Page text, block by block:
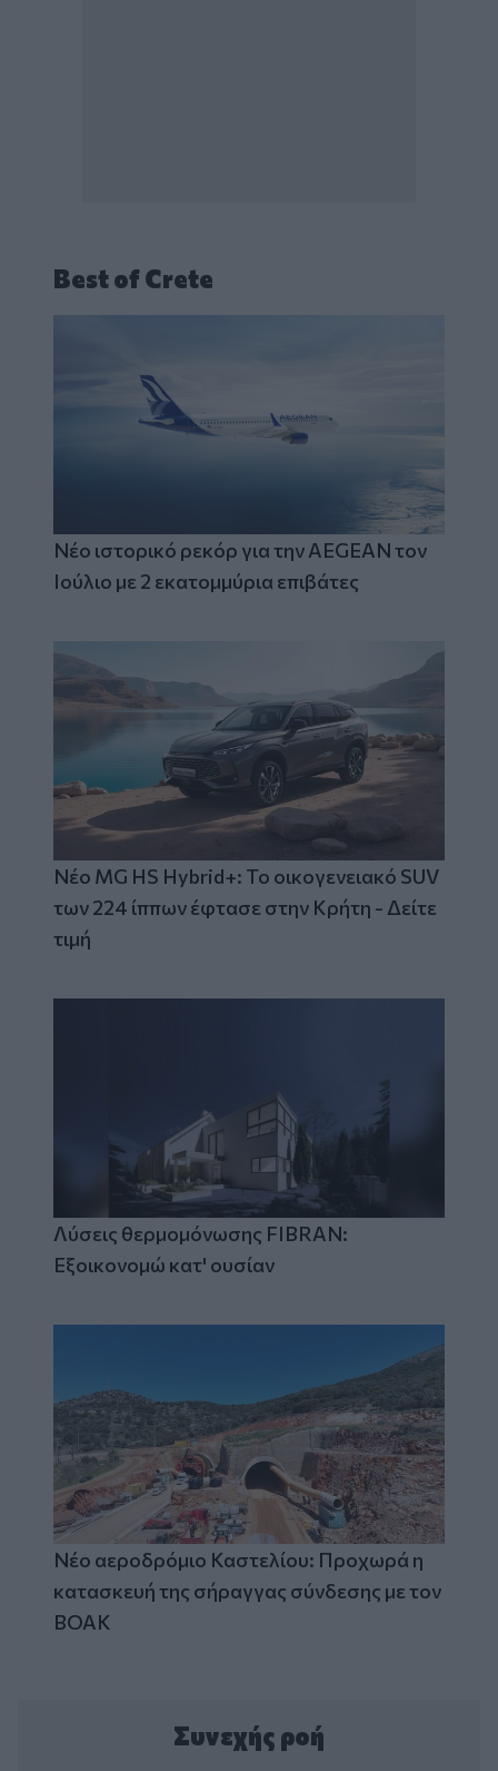
Best of Crete
Νέο ιστορικό ρεκόρ για την AEGEAN τον
Ιούλιο με 2 εκατομμύρια επιβάτες
Νέο MG HS Hybrid+: Το οικογενειακό SUV
των 224 ίππων έφτασε στην Κρήτη - Δείτε
τιμή
Λύσεις θερμομόνωσης FIBRAN:
Εξοικονομώ κατ' ουσίαν
Νέο αεροδρόμιο Καστελίου: Προχωρά η
κατασκευή της σήραγγας σύνδεσης με τον
ΒΟΑΚ
Συνεχής ροή